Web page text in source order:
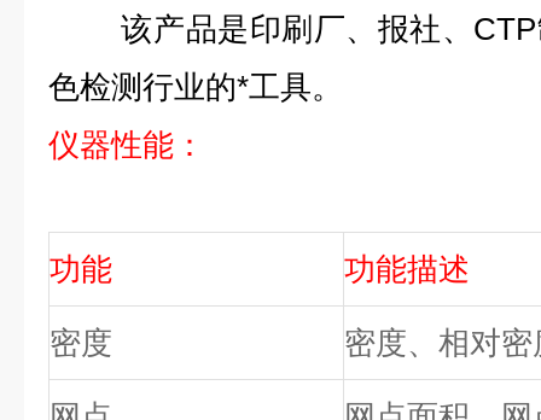
该产品是印刷厂、报社、CTP
色检测行业的*工具。
仪器性能：
功能 功能描述
密度 密度、相对